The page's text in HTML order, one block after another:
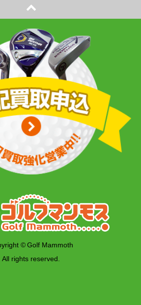
© Golf Mammoth
All rights reserved.